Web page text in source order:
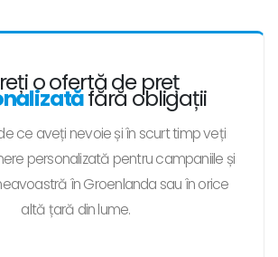
o ofertă de preț
fără obligații
ce aveți nevoie și în scurt timp veți
personalizată pentru campaniile și
în Groenlanda sau în orice
altă țară din lume.